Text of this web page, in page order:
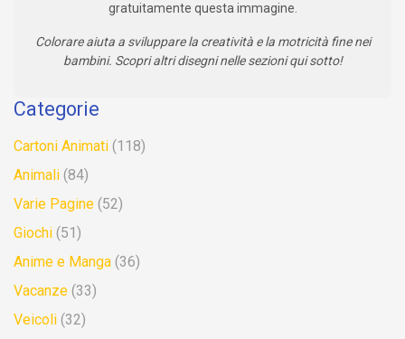
gratuitamente questa immagine.
Colorare aiuta a sviluppare la creatività e la motricità fine nei
bambini. Scopri altri disegni nelle sezioni qui sotto!
Categorie
Cartoni Animati (118)
Animali (84)
Varie Pagine (52)
Giochi (51)
Anime e Manga (36)
Vacanze (33)
Veicoli (32)